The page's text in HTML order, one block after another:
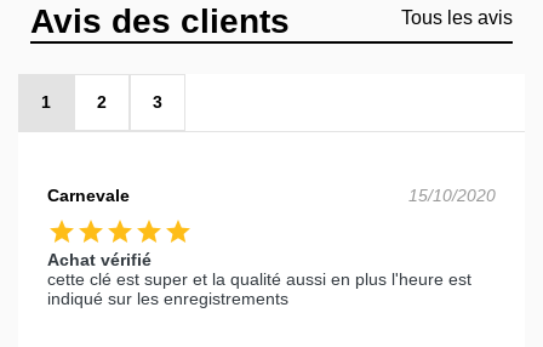
Avis des clients Tous les avis
1 2 3
Carnevale 15/10/2020
starstarstarstarstar
Achat vérifié
cette clé est super et la qualité aussi en plus l'heure est
indiqué sur les enregistrements